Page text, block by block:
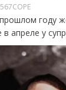
году
апреле у